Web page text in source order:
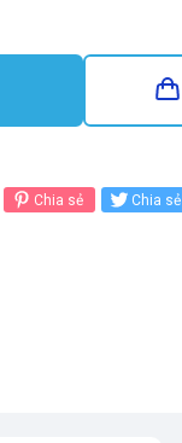
Chia sẻ Chia sẻ